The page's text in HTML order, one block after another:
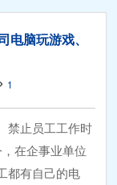
脑玩游戏、
1
禁止员工工作时
在企事业单位
都有自己的电